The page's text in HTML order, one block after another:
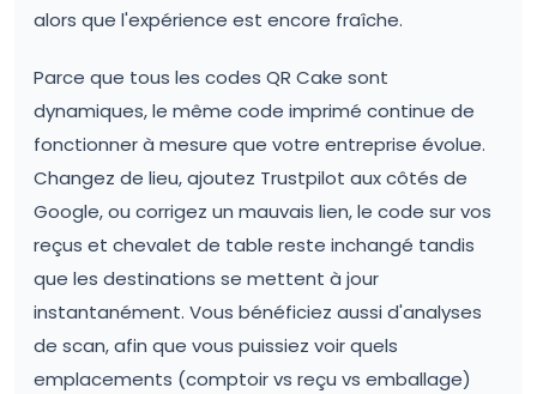
alors que l'expérience est encore fraîche.
Parce que tous les codes QR Cake sont
dynamiques, le même code imprimé continue de
fonctionner à mesure que votre entreprise évolue.
Changez de lieu, ajoutez Trustpilot aux côtés de
Google, ou corrigez un mauvais lien, le code sur vos
reçus et chevalet de table reste inchangé tandis
que les destinations se mettent à jour
instantanément. Vous bénéficiez aussi d'analyses
de scan, afin que vous puissiez voir quels
emplacements (comptoir vs reçu vs emballage)